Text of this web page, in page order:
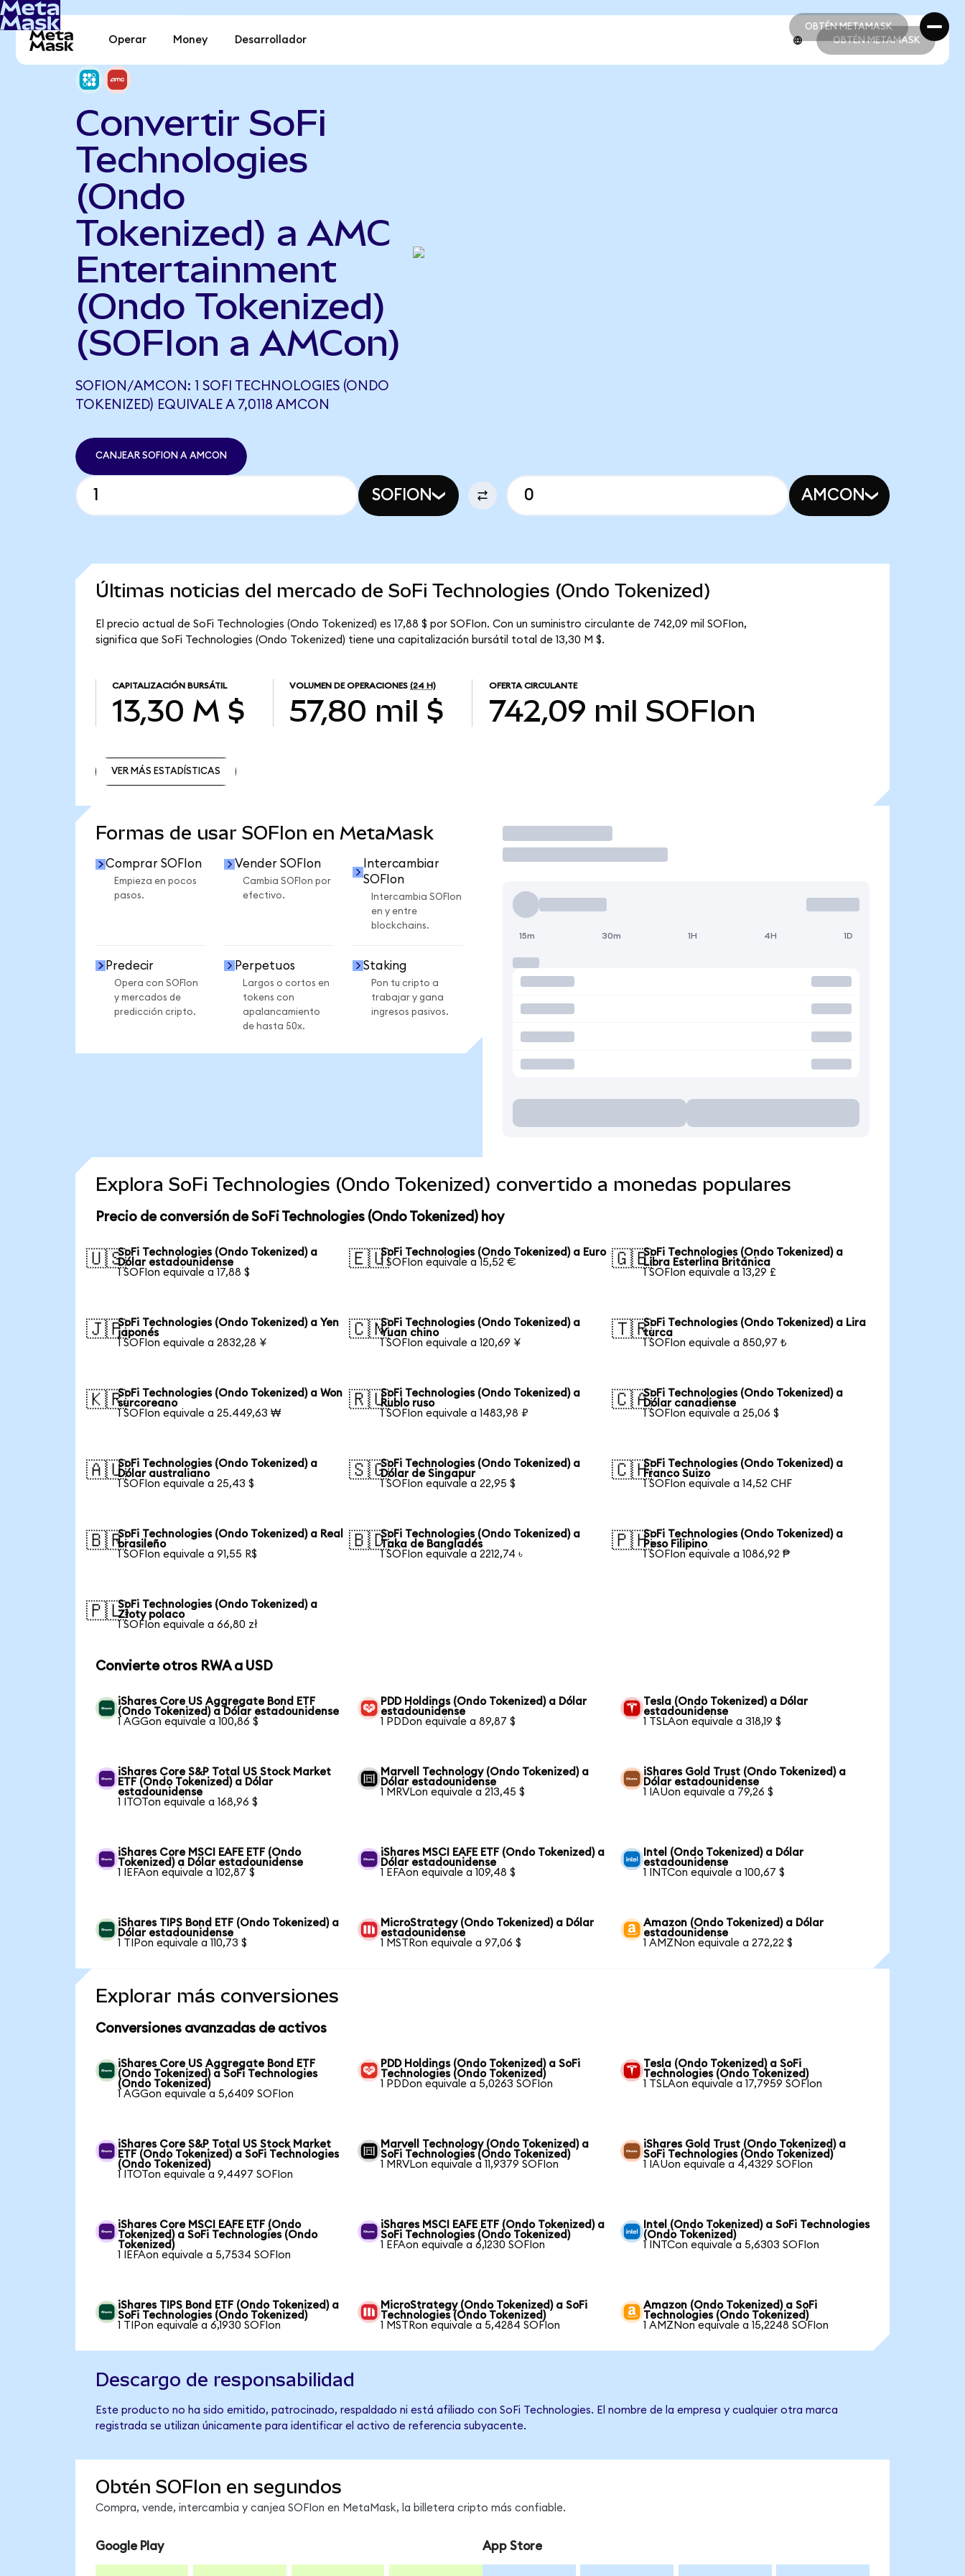
OBTÉN METAMASK
OBTÉN METAMASK
Operar Money Desarrollador OBTÉN METAMASK
Convertir SoFi
Technologies
(Ondo
Tokenized) a AMC
Entertainment
(Ondo Tokenized)
(SOFIon a AMCon)
SOFION/AMCON: 1 SOFI TECHNOLOGIES (ONDO
TOKENIZED) EQUIVALE A 7,0118 AMCON
CANJEAR SOFION A AMCON
SOFION AMCON
Últimas noticias del mercado de SoFi Technologies (Ondo Tokenized)
El precio actual de SoFi Technologies (Ondo Tokenized) es 17,88 $ por SOFIon. Con un suministro circulante de 742,09 mil SOFIon,
significa que SoFi Technologies (Ondo Tokenized) tiene una capitalización bursátil total de 13,30 M $.
CAPITALIZACIÓN BURSÁTIL
13,30 M $
VOLUMEN DE OPERACIONES (24 H)
57,80 mil $
OFERTA CIRCULANTE
742,09 mil SOFIon
VER MÁS ESTADÍSTICAS
Formas de usar SOFIon en MetaMask
Comprar SOFIon
Empieza en pocos
pasos.
Vender SOFIon
Cambia SOFIon por
efectivo.
Intercambiar
SOFIon
Intercambia SOFIon
en y entre
blockchains.
Predecir
Opera con SOFIon
y mercados de
predicción cripto.
Perpetuos
Largos o cortos en
tokens con
apalancamiento
de hasta 50x.
Staking
Pon tu cripto a
trabajar y gana
ingresos pasivos.
Operar
15m 30m 1H 4H 1D
Explora SoFi Technologies (Ondo Tokenized) convertido a monedas populares
Precio de conversión de SoFi Technologies (Ondo Tokenized) hoy
🇺🇸SoFi Technologies (Ondo Tokenized) a
Dólar estadounidense
1 SOFIon equivale a 17,88 $
🇪🇺SoFi Technologies (Ondo Tokenized) a Euro
1 SOFIon equivale a 15,52 €
🇬🇧SoFi Technologies (Ondo Tokenized) a
Libra Esterlina Británica
1 SOFIon equivale a 13,29 £
🇯🇵SoFi Technologies (Ondo Tokenized) a Yen
japonés
1 SOFIon equivale a 2832,28 ¥
🇨🇳SoFi Technologies (Ondo Tokenized) a
Yuan chino
1 SOFIon equivale a 120,69 ¥
🇹🇷SoFi Technologies (Ondo Tokenized) a Lira
turca
1 SOFIon equivale a 850,97 ₺
🇰🇷SoFi Technologies (Ondo Tokenized) a Won
surcoreano
1 SOFIon equivale a 25.449,63 ₩
🇷🇺SoFi Technologies (Ondo Tokenized) a
Rublo ruso
1 SOFIon equivale a 1483,98 ₽
🇨🇦SoFi Technologies (Ondo Tokenized) a
Dólar canadiense
1 SOFIon equivale a 25,06 $
🇦🇺SoFi Technologies (Ondo Tokenized) a
Dólar australiano
1 SOFIon equivale a 25,43 $
🇸🇬SoFi Technologies (Ondo Tokenized) a
Dólar de Singapur
1 SOFIon equivale a 22,95 $
🇨🇭SoFi Technologies (Ondo Tokenized) a
Franco Suizo
1 SOFIon equivale a 14,52 CHF
🇧🇷SoFi Technologies (Ondo Tokenized) a Real
brasileño
1 SOFIon equivale a 91,55 R$
🇧🇩SoFi Technologies (Ondo Tokenized) a
Taka de Bangladés
1 SOFIon equivale a 2212,74 ৳
🇵🇭SoFi Technologies (Ondo Tokenized) a
Peso Filipino
1 SOFIon equivale a 1086,92 ₱
🇵🇱SoFi Technologies (Ondo Tokenized) a
Złoty polaco
1 SOFIon equivale a 66,80 zł
Convierte otros RWA a USD
iShares Core US Aggregate Bond ETF
(Ondo Tokenized) a Dólar estadounidense
1 AGGon equivale a 100,86 $
PDD Holdings (Ondo Tokenized) a Dólar
estadounidense
1 PDDon equivale a 89,87 $
Tesla (Ondo Tokenized) a Dólar
estadounidense
1 TSLAon equivale a 318,19 $
iShares Core S&P Total US Stock Market
ETF (Ondo Tokenized) a Dólar
estadounidense
1 ITOTon equivale a 168,96 $
Marvell Technology (Ondo Tokenized) a
Dólar estadounidense
1 MRVLon equivale a 213,45 $
iShares Gold Trust (Ondo Tokenized) a
Dólar estadounidense
1 IAUon equivale a 79,26 $
iShares Core MSCI EAFE ETF (Ondo
Tokenized) a Dólar estadounidense
1 IEFAon equivale a 102,87 $
iShares MSCI EAFE ETF (Ondo Tokenized) a
Dólar estadounidense
1 EFAon equivale a 109,48 $
Intel (Ondo Tokenized) a Dólar
estadounidense
1 INTCon equivale a 100,67 $
iShares TIPS Bond ETF (Ondo Tokenized) a
Dólar estadounidense
1 TIPon equivale a 110,73 $
MicroStrategy (Ondo Tokenized) a Dólar
estadounidense
1 MSTRon equivale a 97,06 $
Amazon (Ondo Tokenized) a Dólar
estadounidense
1 AMZNon equivale a 272,22 $
Explorar más conversiones
Conversiones avanzadas de activos
iShares Core US Aggregate Bond ETF
(Ondo Tokenized) a SoFi Technologies
(Ondo Tokenized)
1 AGGon equivale a 5,6409 SOFIon
PDD Holdings (Ondo Tokenized) a SoFi
Technologies (Ondo Tokenized)
1 PDDon equivale a 5,0263 SOFIon
Tesla (Ondo Tokenized) a SoFi
Technologies (Ondo Tokenized)
1 TSLAon equivale a 17,7959 SOFIon
iShares Core S&P Total US Stock Market
ETF (Ondo Tokenized) a SoFi Technologies
(Ondo Tokenized)
1 ITOTon equivale a 9,4497 SOFIon
Marvell Technology (Ondo Tokenized) a
SoFi Technologies (Ondo Tokenized)
1 MRVLon equivale a 11,9379 SOFIon
iShares Gold Trust (Ondo Tokenized) a
SoFi Technologies (Ondo Tokenized)
1 IAUon equivale a 4,4329 SOFIon
iShares Core MSCI EAFE ETF (Ondo
Tokenized) a SoFi Technologies (Ondo
Tokenized)
1 IEFAon equivale a 5,7534 SOFIon
iShares MSCI EAFE ETF (Ondo Tokenized) a
SoFi Technologies (Ondo Tokenized)
1 EFAon equivale a 6,1230 SOFIon
Intel (Ondo Tokenized) a SoFi Technologies
(Ondo Tokenized)
1 INTCon equivale a 5,6303 SOFIon
iShares TIPS Bond ETF (Ondo Tokenized) a
SoFi Technologies (Ondo Tokenized)
1 TIPon equivale a 6,1930 SOFIon
MicroStrategy (Ondo Tokenized) a SoFi
Technologies (Ondo Tokenized)
1 MSTRon equivale a 5,4284 SOFIon
Amazon (Ondo Tokenized) a SoFi
Technologies (Ondo Tokenized)
1 AMZNon equivale a 15,2248 SOFIon
Descargo de responsabilidad
Este producto no ha sido emitido, patrocinado, respaldado ni está afiliado con SoFi Technologies. El nombre de la empresa y cualquier otra marca
registrada se utilizan únicamente para identificar el activo de referencia subyacente.
Obtén SOFIon en segundos
Compra, vende, intercambia y canjea SOFIon en MetaMask, la billetera cripto más confiable.
Google Play App Store